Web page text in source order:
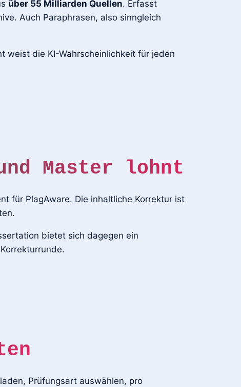
über 55 Milliarden Quellen. Erfasst
Auch Paraphrasen, also sinngleich
weist die KI-Wahrscheinlichkeit für jeden
Master lohnt
für PlagAware. Die inhaltliche Korrektur ist
bietet sich dagegen ein
Prüfungsart auswählen, pro